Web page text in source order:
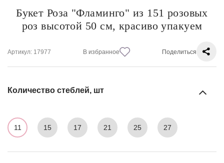
Букет Роза "Фламинго" из 151 розовых
роз высотой 50 см, красиво упакуем
Артикул: 17977 В избранное Поделиться
Количество стеблей, шт
11 15 17 21 25 27